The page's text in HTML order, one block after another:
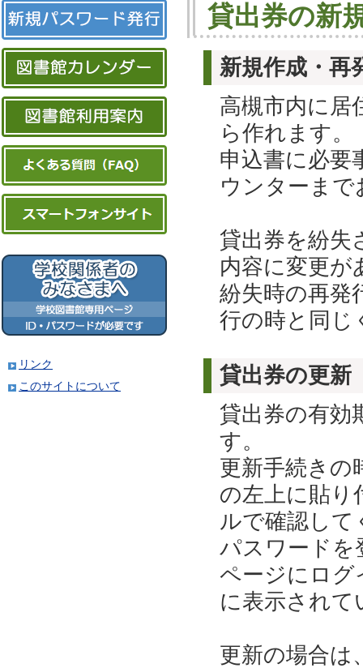
リンク
このサイトについて
貸出券の新
新規作成・再
高槻市内に居
ら作れます。
申込書に必要
ウンターま
貸出券を紛失
内容に変更が
紛失時の再発
行の時と同じ
貸出券の更新
貸出券の有効
す。
更新手続きの
の左上に貼り
ルで確認して
パスワードを
ページにログ
に表示されて
更新の場合は